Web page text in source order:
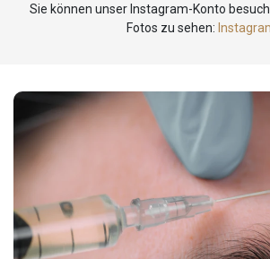
Sie können unser Instagram-Konto
Fotos zu sehen: